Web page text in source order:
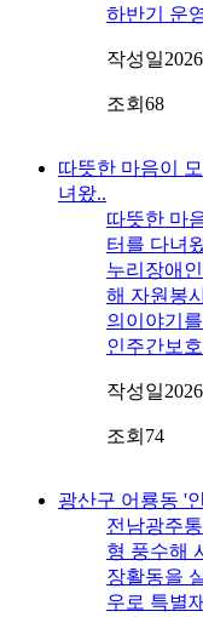
하반기 운
작성일
조회 68
따뜻한 마음이
녀왔..
따뜻한 마
터를 다녀
누리장애
해 자원봉
의이야기
인주간보
작성일
조회 74
광산구 어룡동 '
전남광주
형 풍수해
장활동을
우로 특별